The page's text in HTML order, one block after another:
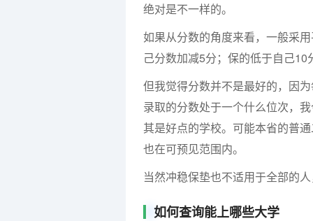
绝对是不一样的。
如果从分数的角度来看，一般采
己分数加减5分；保的低于自己
但我觉得分数并不是最好的，因
录取的分数处于一个什么位次，
其是好点的学校。可能本省的普
也在可预见范围内。
当然冲稳保垫也不适用于全部的
如何查询能上哪些大学